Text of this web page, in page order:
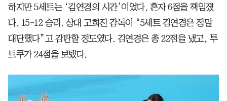
하지만 5세트는 ‘김연경의 시간’이었다. 혼자 6점을 책임졌
다. 15-12 승리. 상대 고희진 감독이 “5세트 김연경은 정말
대단했다”고 감탄할 정도였다. 김연경은 총 22점을 냈고, 투
트쿠가 24점을 보탰다.